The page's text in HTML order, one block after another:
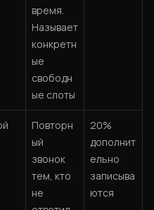
время.
Называет
конкретн
ые
свободн
ые слоты
Повторн
ый
звонок
тем, кто
не
20%
дополнит
ельно
записыва
ются